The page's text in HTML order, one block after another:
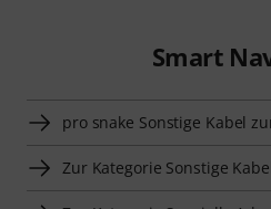
Smart
pro snake Sonstige Kabel
Zur Kategorie Sonstige Kabel